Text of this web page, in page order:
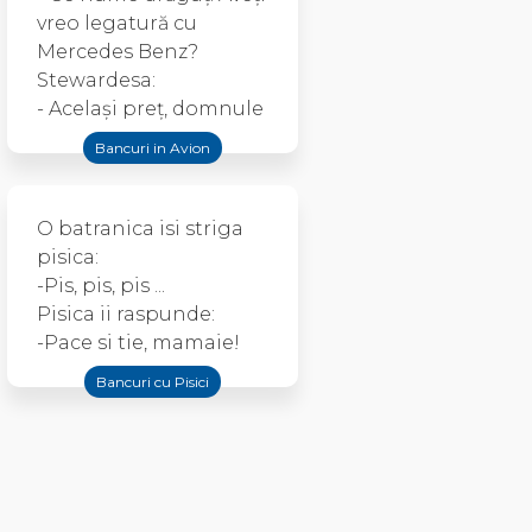
vreo legatură cu
Mercedes Benz?
Stewardesa:
- Acelaşi preţ, domnule
Bancuri in Avion
O batranica isi striga
pisica:
-Pis, pis, pis ...
Pisica ii raspunde:
-Pace si tie, mamaie!
Bancuri cu Pisici